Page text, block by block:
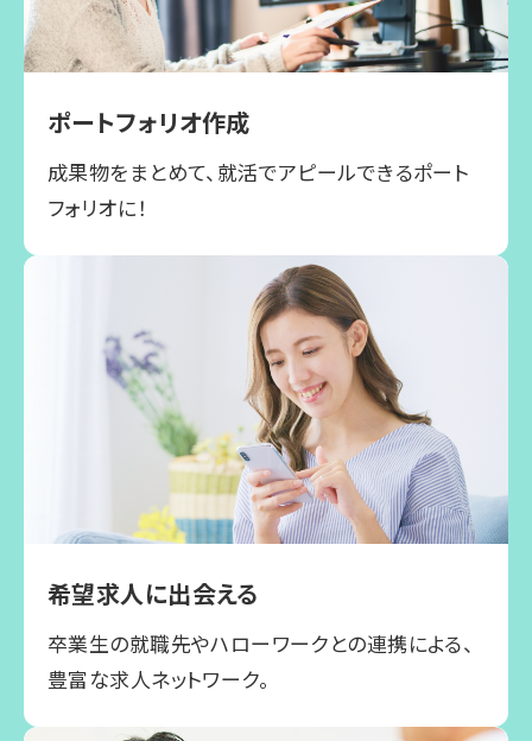
ポートフォリオ作成
成果物をまとめて、就活でアピールできるポート
フォリオに！
希望求人に出会える
卒業生の就職先やハローワークとの連携による、
豊富な求人ネットワーク。